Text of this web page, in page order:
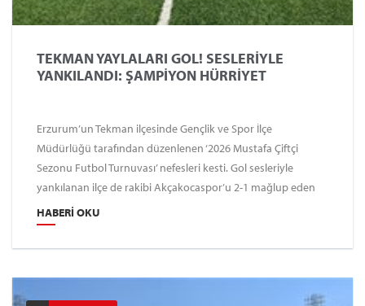
TEKMAN YAYLALARI GOL! SESLERİYLE
YANKILANDI: ŞAMPİYON HÜRRİYET
Erzurum’un Tekman ilçesinde Gençlik ve Spor İlçe
Müdürlüğü tarafından düzenlenen ‘2026 Mustafa Çiftçi
Sezonu Futbol Turnuvası’ nefesleri kesti. Gol sesleriyle
yankılanan ilçe de rakibi Akçakocaspor’u 2-1 mağlup eden
Hürriyetspor şampiyon oldu. Tekman Gençlik ve Spor İlçe
Müdürü Fatih Arslan, “Kaymakamımız Hüseyin Demirkol ve İl
Müdürümüz Levent Çakmur’un destekleriyle muhteşem bir
HABERI OKU